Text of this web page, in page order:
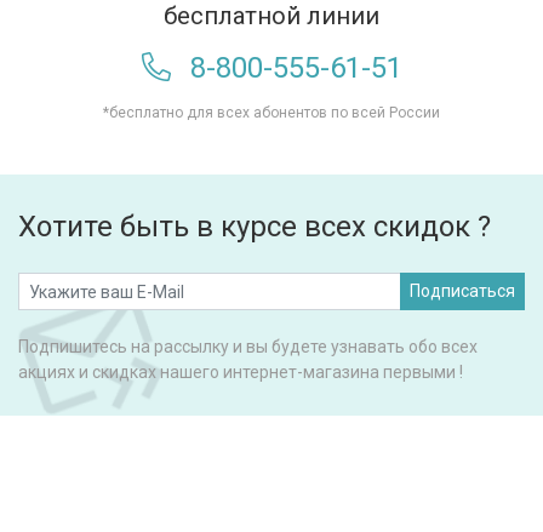
бесплатной линии
8-800-555-61-51
*бесплатно для всех абонентов по всей России
Хотите быть в курсе всех скидок ?
Подписаться
Подпишитесь на рассылку и вы будете узнавать обо всех
акциях и скидках нашего интернет-магазина первыми !